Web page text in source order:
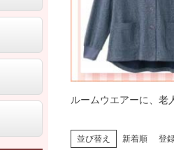
ルームウエアーに、老
並び替え 新着順 登